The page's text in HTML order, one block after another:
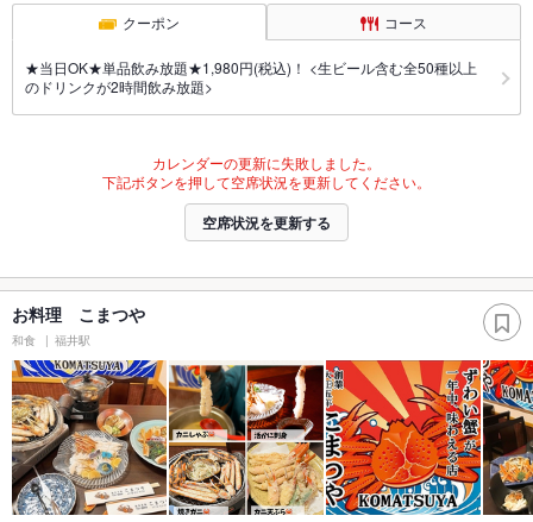
クーポン コース
★当日OK★単品飲み放題★1,980円(税込)！ <生ビール含む全50種以上
のドリンクが2時間飲み放題>
カレンダーの更新に失敗しました。
下記ボタンを押して空席状況を更新してください。
空席状況を更新する
お料理 こまつや
和食 福井駅